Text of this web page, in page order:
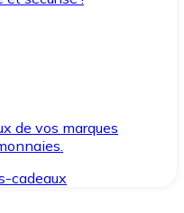
de vos marques
cadeaux